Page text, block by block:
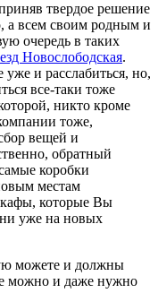
твердое решение
а всем своим родным и
очередь в таких
Новослободская.
и расслабиться, но,
все-таки тоже
никто кроме
тоже,
вещей и
обратный
коробки
местам
которые Вы
уже на новых
можете и должны
можно и даже нужно